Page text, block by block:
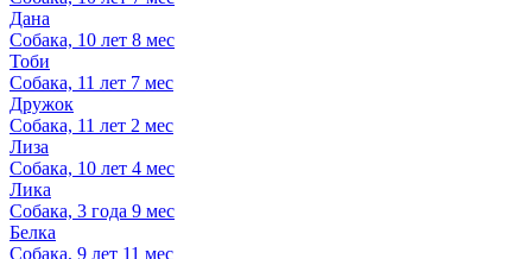
Дана
Собака, 10 лет 8 мес
Тоби
Собака, 11 лет 7 мес
Дружок
Собака, 11 лет 2 мес
Лиза
Собака, 10 лет 4 мес
Лика
Собака, 3 года 9 мес
Белка
Собака, 9 лет 11 мес